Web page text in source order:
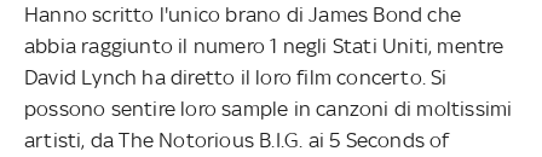
Hanno scritto l'unico brano di James Bond che
abbia raggiunto il numero 1 negli Stati Uniti, mentre
David Lynch ha diretto il loro film concerto. Si
possono sentire loro sample in canzoni di moltissimi
artisti, da The Notorious B.I.G. ai 5 Seconds of